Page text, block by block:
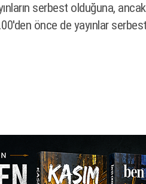
serbest olduğuna,
önce de yayınlar